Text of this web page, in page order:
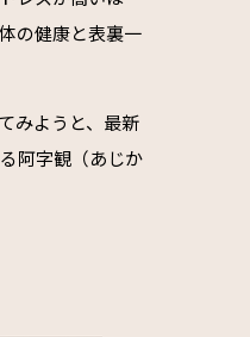
の健康と表裏一
みようと、最新
阿字観（あじか